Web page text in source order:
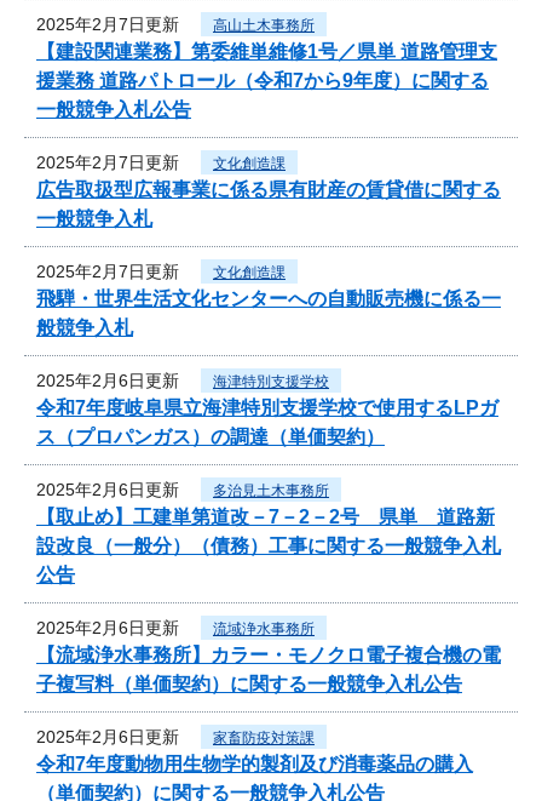
2025年2月7日更新 高山土木事務所
【建設関連業務】第委維単維修1号／県単 道路管理支
援業務 道路パトロール（令和7から9年度）に関する
一般競争入札公告
2025年2月7日更新 文化創造課
広告取扱型広報事業に係る県有財産の賃貸借に関する
一般競争入札
2025年2月7日更新 文化創造課
飛騨・世界生活文化センターへの自動販売機に係る一
般競争入札
2025年2月6日更新 海津特別支援学校
令和7年度岐阜県立海津特別支援学校で使用するLPガ
ス（プロパンガス）の調達（単価契約）
2025年2月6日更新 多治見土木事務所
【取止め】工建単第道改－7－2－2号 県単 道路新
設改良（一般分）（債務）工事に関する一般競争入札
公告
2025年2月6日更新 流域浄水事務所
【流域浄水事務所】カラー・モノクロ電子複合機の電
子複写料（単価契約）に関する一般競争入札公告
2025年2月6日更新 家畜防疫対策課
令和7年度動物用生物学的製剤及び消毒薬品の購入
（単価契約）に関する一般競争入札公告